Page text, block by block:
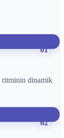
01
ritminin dinamik
02